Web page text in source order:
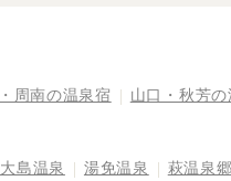
周南の温泉宿 山口・秋芳の
島温泉 湯免温泉 萩温泉郷